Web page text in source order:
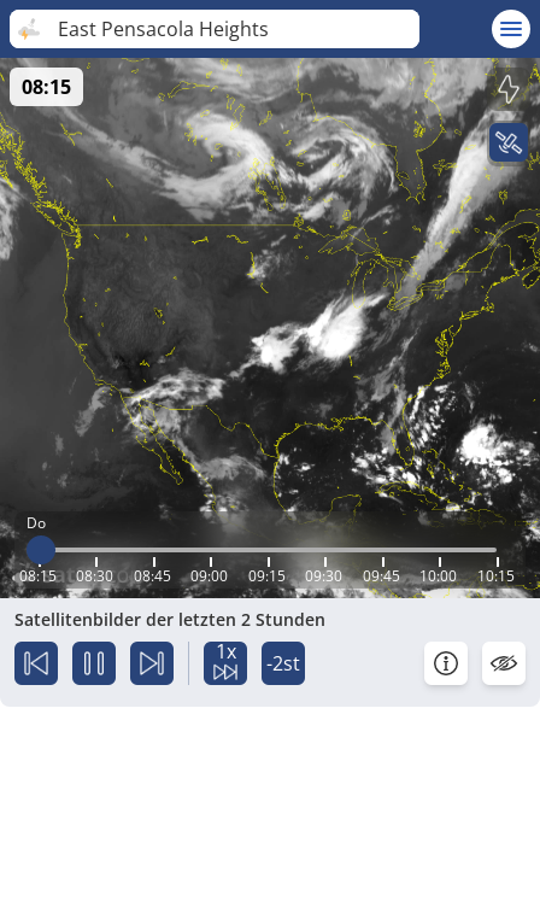
East Pensacola Heights
Do
08:15 08:30 08:45 09:00 09:15 09:30 09:45 10:00 10:15
08:15
Satellitenbilder der letzten 2 Stunden
1x -2st